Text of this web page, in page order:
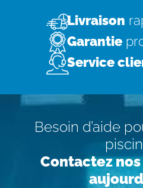
Livraison
Garantie
Service
Besoin d’aide
Contactez